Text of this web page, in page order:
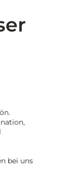
bei uns